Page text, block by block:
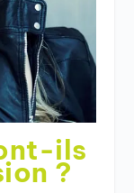
ils
?